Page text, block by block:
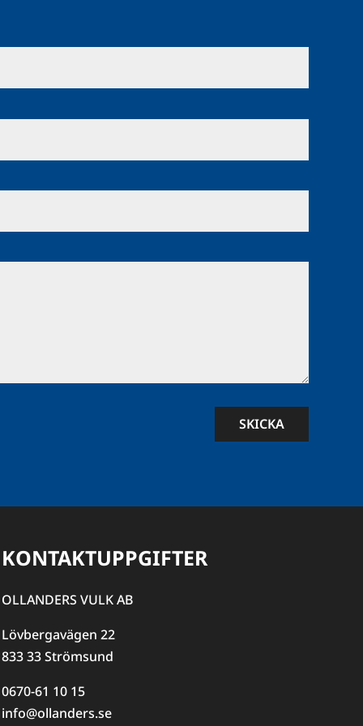
SKICKA
KONTAKTUPPGIFTER
OLLANDERS VULK AB
Lövbergavägen 22
833 33 Strömsund
0670-61 10 15
info@ollanders.se